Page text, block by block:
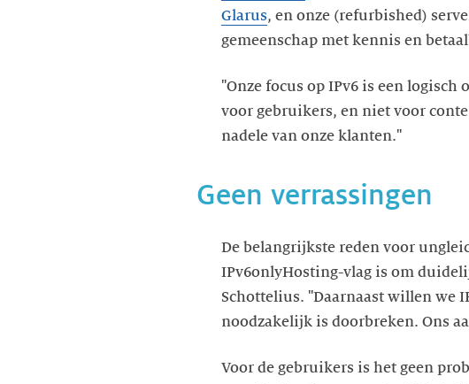
Glarus, en onze (refurbished)
gemeenschap met kennis en
"Onze focus op IPv6 is een
voor gebruikers, en niet voor
nadele van onze klanten."
Geen verrassingen
De belangrijkste reden voor
IPv6onlyHosting-vlag is om
Schottelius. "Daarnaast willen we
noodzakelijk is doorbreken. Ons
Voor de gebruikers is het geen